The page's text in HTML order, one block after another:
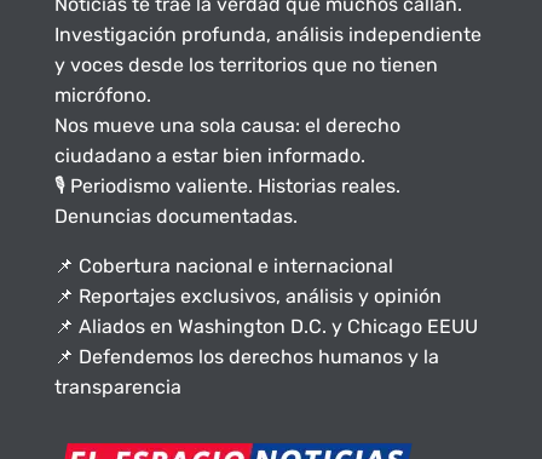
Investigación profunda, análisis independiente
y voces desde los territorios que no tienen
micrófono.
Nos mueve una sola causa: el derecho
ciudadano a estar bien informado.
🎙️ Periodismo valiente. Historias reales.
Denuncias documentadas.
📌 Cobertura nacional e internacional
📌 Reportajes exclusivos, análisis y opinión
📌 Aliados en Washington D.C. y Chicago EEUU
📌 Defendemos los derechos humanos y la
transparencia